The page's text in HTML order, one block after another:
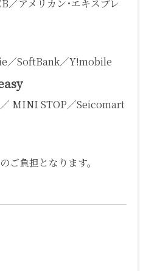
アメリカン･エキスプレ
／SoftBank／Y!mobile
MINI STOP／Seicomart
ご負担となります。